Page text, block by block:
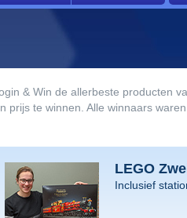
& Win de allerbeste producten
te winnen. Alle winnaars
LEGO
Inclusief